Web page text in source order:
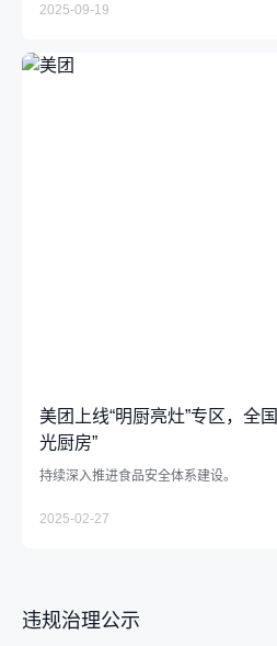
2025-09-19
美团上线“明厨亮灶”专区，全
光厨房”
持续深入推进食品安全体系建设。
2025-02-27
违规治理公示